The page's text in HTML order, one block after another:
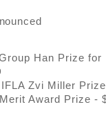
Han Prize
Zvi Miller
Award Prize -